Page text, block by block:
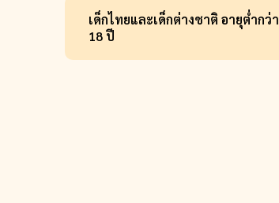
เด็กไทยและเด็กต่างชาติ อายุต่ำกว่า
18 ปี